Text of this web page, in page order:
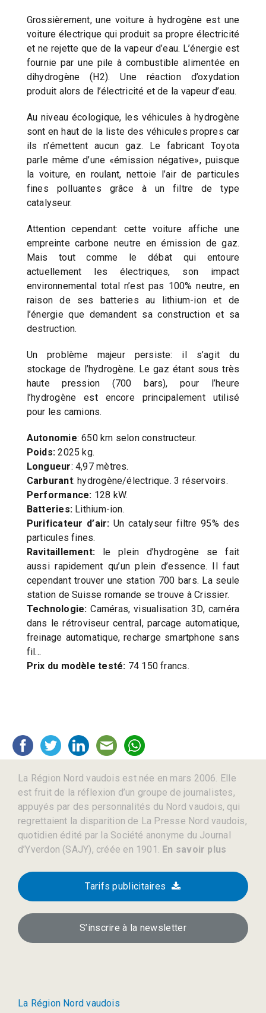
Grossièrement, une voiture à hydrogène est une
voiture électrique qui produit sa propre électricité
et ne rejette que de la vapeur d’eau. L’énergie est
fournie par une pile à combustible alimentée en
dihydrogène (H2). Une réaction d’oxydation
produit alors de l’électricité et de la vapeur d’eau.
Au niveau écologique, les véhicules à hydrogène
sont en haut de la liste des véhicules propres car
ils n’émettent aucun gaz. Le fabricant Toyota
parle même d’une «émission négative», puisque
la voiture, en roulant, nettoie l’air de particules
fines polluantes grâce à un filtre de type
catalyseur.
Attention cependant: cette voiture affiche une
empreinte carbone neutre en émission de gaz.
Mais tout comme le débat qui entoure
actuellement les électriques, son impact
environnemental total n’est pas 100% neutre, en
raison de ses batteries au lithium-ion et de
l’énergie que demandent sa construction et sa
destruction.
Un problème majeur persiste: il s’agit du
stockage de l’hydrogène. Le gaz étant sous très
haute pression (700 bars), pour l’heure
l’hydrogène est encore principalement utilisé
pour les camions.
Autonomie: 650 km selon constructeur.
Poids: 2025 kg.
Longueur: 4,97 mètres.
Carburant: hydrogène/électrique. 3 réservoirs.
Performance: 128 kW.
Batteries: Lithium-ion.
Purificateur d’air: Un catalyseur filtre 95% des
particules fines.
Ravitaillement: le plein d’hydrogène se fait
aussi rapidement qu’un plein d’essence. Il faut
cependant trouver une station 700 bars. La seule
station de Suisse romande se trouve à Crissier.
Technologie: Caméras, visualisation 3D, caméra
dans le rétroviseur central, parcage automatique,
freinage automatique, recharge smartphone sans
fil…
Prix du modèle testé: 74 150 francs.
La Région Nord vaudois est née en mars 2006. Elle
est fruit de la réflexion d’un groupe de journalistes,
appuyés par des personnalités du Nord vaudois, qui
regrettaient la disparition de La Presse Nord vaudois,
quotidien édité par la Société anonyme du Journal
d’Yverdon (SAJY), créée en 1901. En savoir plus
Tarifs publicitaires
S’inscrire à la newsletter
La Région Nord vaudois